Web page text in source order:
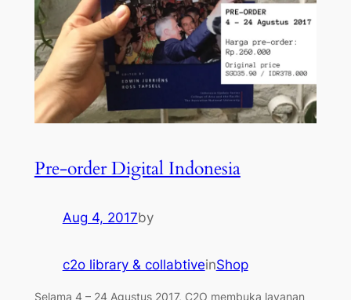
Pre-order Digital Indonesia
Aug 4, 2017by
c2o library & collabtiveinShop
Selama 4 – 24 Agustus 2017, C2O membuka layanan